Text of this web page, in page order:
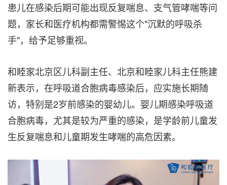
患儿在感染后期可能出现反复喘息、支气管哮喘等问
题，家长和医疗机构都需警惕这个"沉默的呼吸杀
手"，给予足够重视。
和睦家北京区儿科副主任、北京和睦家儿科主任熊建
新表示，在呼吸道合胞病毒感染后，应实施长期随
访，特别是2岁前感染的婴幼儿。婴儿期感染呼吸道
合胞病毒，尤其是较为严重的感染，是学龄前儿童发
生反复喘息和儿童期发生哮喘的高危因素。